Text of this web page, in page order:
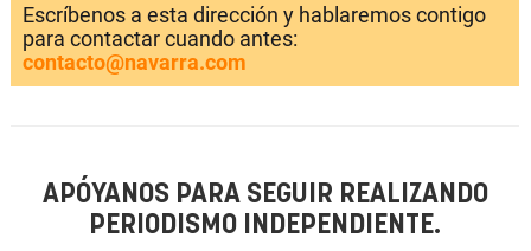
Escríbenos a esta dirección y hablaremos contigo
para contactar cuando antes:
contacto@navarra.com
APÓYANOS PARA SEGUIR REALIZANDO
PERIODISMO INDEPENDIENTE.